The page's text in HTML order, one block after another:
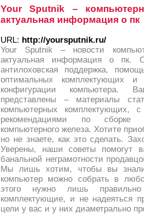
Your Sputnik –
актуальная информация о пк
URL: http://yoursputnik.ru/
Your Sputnik – новости
актуальная информация о пк.
антилоховская поддержка,
оптимальных комплектующих и
конфигурации компьютера.
представлены – материалы
компьютерных комплектующих,
рекомендациями по
компьютерного железа. Хотите
но не знаете, как это сделать.
Уверены, наши советы помогут
банальной неграмотности
Мы лишь хотим, чтобы вы
компьютер можно собрать в
этого нужно лишь
комплектующие, и не надеяться
цели у вас и у них диаметрально